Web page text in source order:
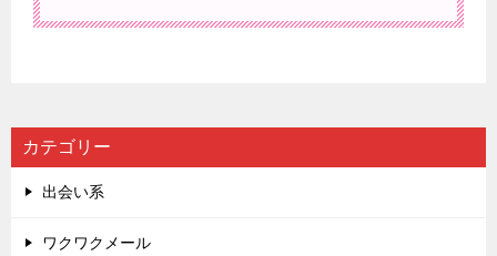
カテゴリー
出会い系
ワクワクメール